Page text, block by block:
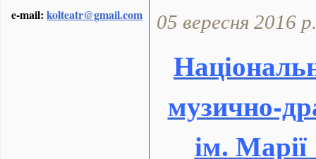
e-mail: kolteatr@gmail.com 05 вересня 2016 р.
музично-
ім.